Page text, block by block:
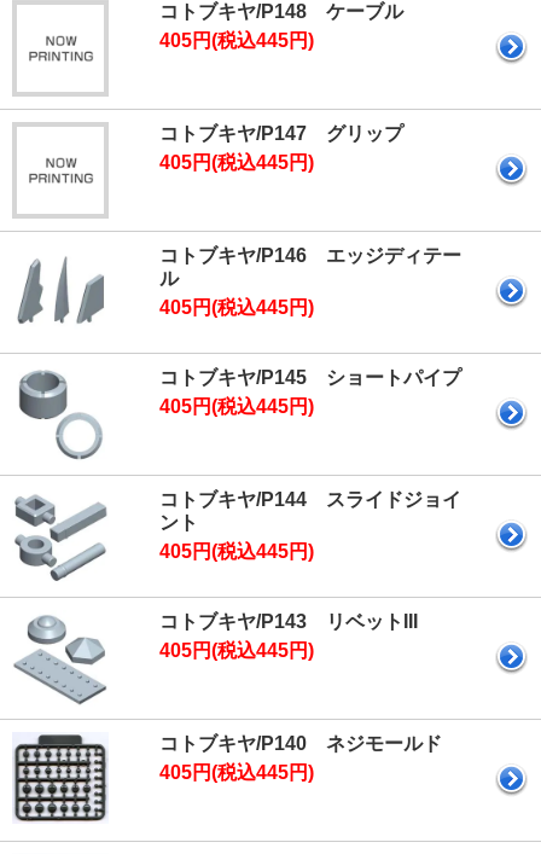
コトブキヤ/P148 ケーブル
405円(税込445円)
コトブキヤ/P147 グリップ
405円(税込445円)
コトブキヤ/P146 エッジディテー
ル
405円(税込445円)
コトブキヤ/P145 ショートパイプ
405円(税込445円)
コトブキヤ/P144 スライドジョイ
ント
405円(税込445円)
コトブキヤ/P143 リベットIII
405円(税込445円)
コトブキヤ/P140 ネジモールド
405円(税込445円)